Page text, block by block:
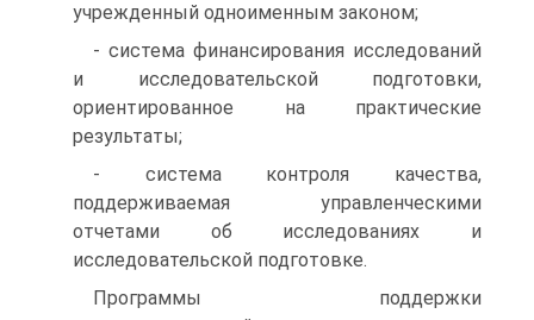
учрежденный одноименным законом;
- система финансирования исследований
и исследовательской подготовки,
ориентированное на практические
результаты;
- система контроля качества,
поддерживаемая управленческими
отчетами об исследованиях и
исследовательской подготовке.
Программы поддержки